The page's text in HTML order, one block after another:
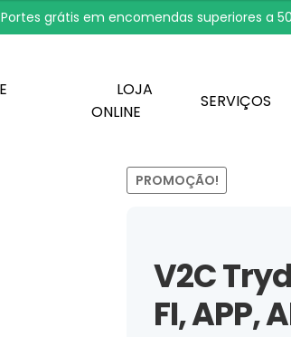
Portes grátis em encomendas superiores a
LOJA
ONLINE
SERVIÇOS
PROMOÇÃO!
V2C
FI, APP,